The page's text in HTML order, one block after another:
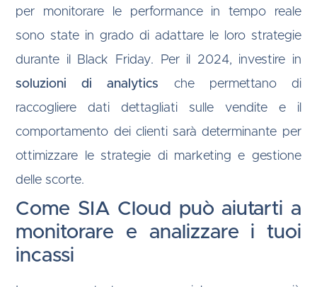
per monitorare le performance in tempo reale
sono state in grado di adattare le loro strategie
durante il Black Friday. Per il 2024, investire in
soluzioni di analytics che permettano di
raccogliere dati dettagliati sulle vendite e il
comportamento dei clienti sarà determinante per
ottimizzare le strategie di marketing e gestione
delle scorte.
Come SIA Cloud può aiutarti a
monitorare e analizzare i tuoi
incassi